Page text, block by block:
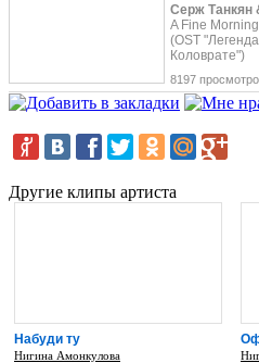
Серж Танкян
A Fine
(OST
Коловрате")
8197
Другие клипы артиста
Набуди ту
Нигина Амонкулова